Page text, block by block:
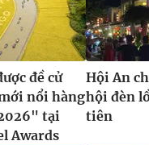
đề cử
nổi hàng
tại
Awards
Hội An
hội đèn
tiên